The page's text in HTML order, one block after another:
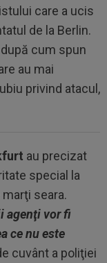
care a ucis
de la Berlin.
cum spun
au mai
privind atacul,
au precizat
special la
marţi seara.
agenţi vor fi
ce nu este
cuvânt a poliţiei